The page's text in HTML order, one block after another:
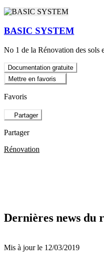
BASIC SYSTEM
No 1 de la Rénovation des sols
Documentation gratuite
Mettre en favoris
Favoris
Partager
Partager
Rénovation
Dernières news du
Mis à jour le 12/03/2019